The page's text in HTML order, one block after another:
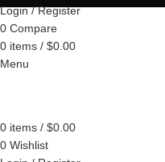
Login / Register
0 Compare
0 items / $0.00
Menu
0 items / $0.00
0 Wishlist